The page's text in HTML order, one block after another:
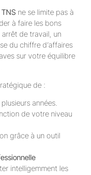
ne se limite pas à
à faire les bons
de travail, un
du chiffre d’affaires
sur votre équilibre
de :
plusieurs années.
de votre niveau
grâce à un outil
intelligemment les